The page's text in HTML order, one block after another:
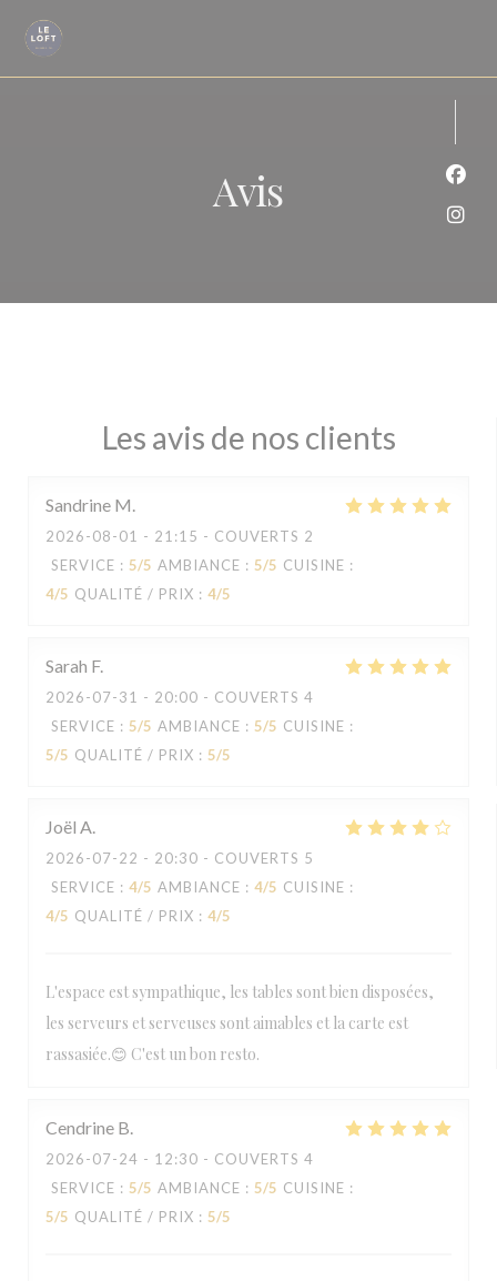
Personnalisation de vos choix en matière de cookies
Avis
Les avis de nos clients
Sandrine M
2026-08-01 - 21:15 - COUVERTS 2
SERVICE : 5/5 AMBIANCE : 5/5 CUISINE :
4/5 QUALITÉ / PRIX : 4/5
Sarah F
2026-07-31 - 20:00 - COUVERTS 4
SERVICE : 5/5 AMBIANCE : 5/5 CUISINE :
5/5 QUALITÉ / PRIX : 5/5
Joël A
2026-07-22 - 20:30 - COUVERTS 5
SERVICE : 4/5 AMBIANCE : 4/5 CUISINE :
4/5 QUALITÉ / PRIX : 4/5
L'espace est sympathique, les tables sont bien disposées,
les serveurs et serveuses sont aimables et la carte est
rassasiée.😊 C'est un bon resto.
Cendrine B
2026-07-24 - 12:30 - COUVERTS 4
SERVICE : 5/5 AMBIANCE : 5/5 CUISINE :
5/5 QUALITÉ / PRIX : 5/5